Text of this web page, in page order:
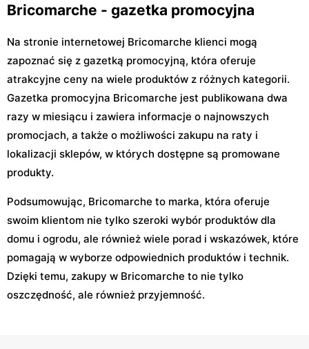
Bricomarche - gazetka promocyjna
Na stronie internetowej Bricomarche klienci mogą
zapoznać się z gazetką promocyjną, która oferuje
atrakcyjne ceny na wiele produktów z różnych kategorii.
Gazetka promocyjna Bricomarche jest publikowana dwa
razy w miesiącu i zawiera informacje o najnowszych
promocjach, a także o możliwości zakupu na raty i
lokalizacji sklepów, w których dostępne są promowane
produkty.
Podsumowując, Bricomarche to marka, która oferuje
swoim klientom nie tylko szeroki wybór produktów dla
domu i ogrodu, ale również wiele porad i wskazówek, które
pomagają w wyborze odpowiednich produktów i technik.
Dzięki temu, zakupy w Bricomarche to nie tylko
oszczędność, ale również przyjemność.